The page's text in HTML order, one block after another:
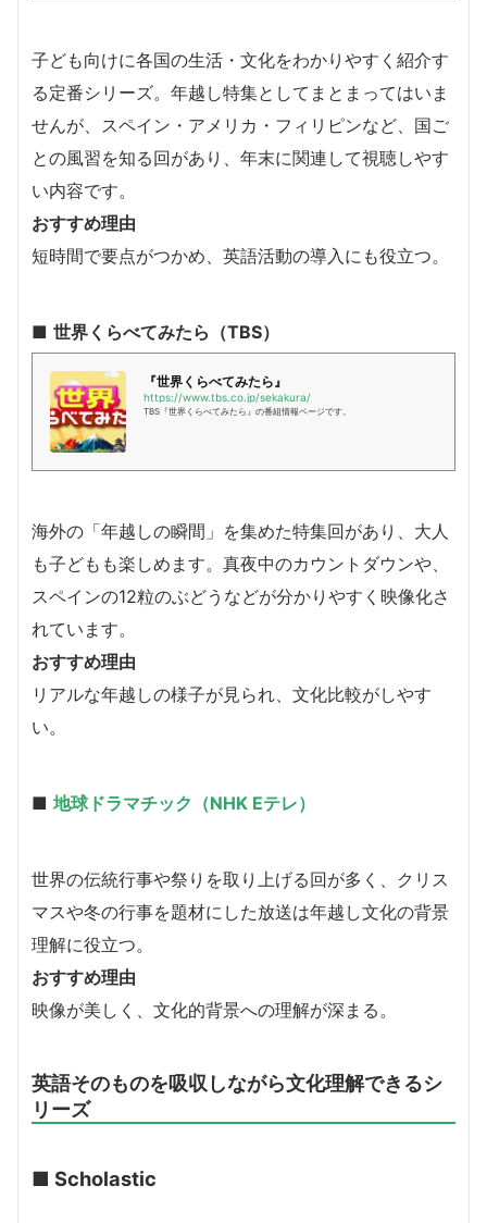
子ども向けに各国の生活・文化をわかりやすく紹介す
る定番シリーズ。年越し特集としてまとまってはいま
せんが、スペイン・アメリカ・フィリピンなど、国ご
との風習を知る回があり、年末に関連して視聴しやす
い内容です。
おすすめ理由
短時間で要点がつかめ、英語活動の導入にも役立つ。
■ 世界くらべてみたら（TBS）
『世界くらべてみたら』
https://www.tbs.co.jp/sekakura/
TBS『世界くらべてみたら』の番組情報ページです。
海外の「年越しの瞬間」を集めた特集回があり、大人
も子どもも楽しめます。真夜中のカウントダウンや、
スペインの12粒のぶどうなどが分かりやすく映像化さ
れています。
おすすめ理由
リアルな年越しの様子が見られ、文化比較がしやす
い。
■ 地球ドラマチック（NHK Eテレ）
世界の伝統行事や祭りを取り上げる回が多く、クリス
マスや冬の行事を題材にした放送は年越し文化の背景
理解に役立つ。
おすすめ理由
映像が美しく、文化的背景への理解が深まる。
英語そのものを吸収しながら文化理解できるシ
リーズ
■ Scholastic